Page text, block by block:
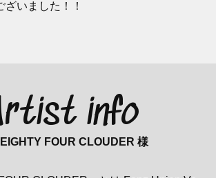
いました！！
info
FOUR CLOUDER 様